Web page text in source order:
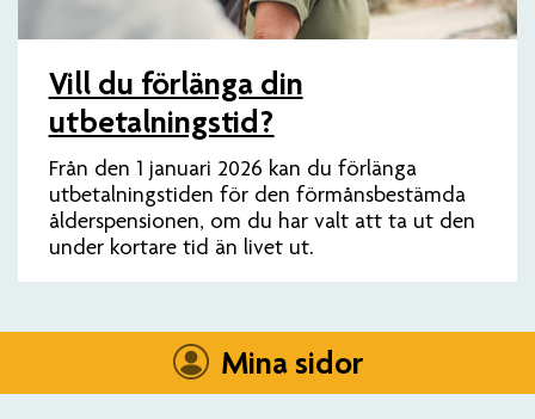
Vill du förlänga din
utbetalningstid?
Från den 1 januari 2026 kan du förlänga
utbetalningstiden för den förmånsbestämda
ålderspensionen, om du har valt att ta ut den
under kortare tid än livet ut.
Mina sidor